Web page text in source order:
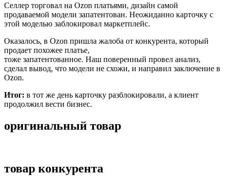
Селлер торговал на Ozon платьями, дизайн самой
продаваемой модели запатентован. Неожиданно карточку с
этой моделью заблокировал маркетплейс.
Оказалось, в Ozon пришла жалоба от конкурента, который
продает похожее платье,
тоже запатентованное. Наш поверенный провел анализ,
сделал вывод, что модели не схожи, и направил заключение в
Ozon.
Итог: в тот же день карточку разблокировали, а клиент
продолжил вести бизнес.
оригинальный товар
товар конкурента